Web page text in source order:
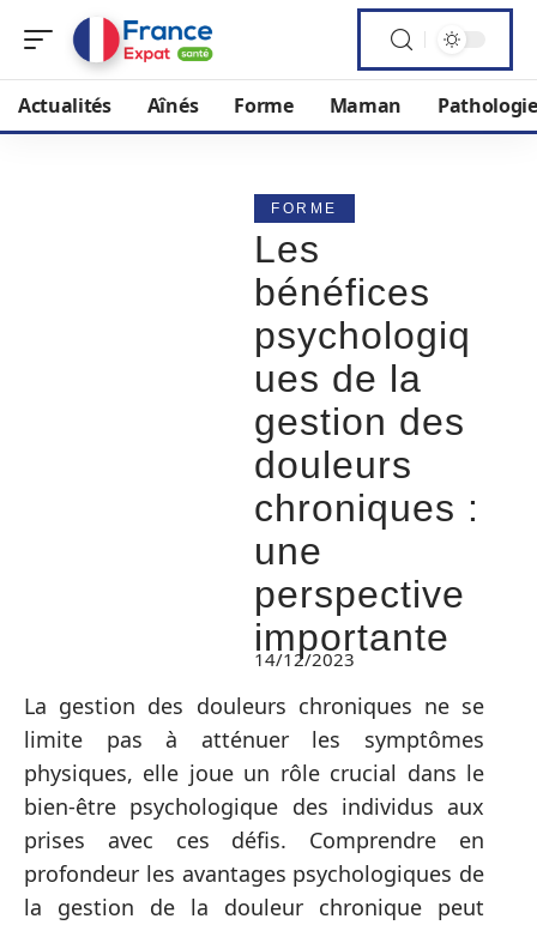
Actualités Aînés Forme Maman
FORME
Les
bénéfices
psychologiq
ues de la
gestion des
douleurs
chroniques :
une
perspective
importante
14/12/2023
La gestion des douleurs chroniques ne se
limite pas à atténuer les symptômes
physiques, elle joue un rôle crucial dans le
bien-être psychologique des individus aux
prises avec ces défis. Comprendre en
profondeur les avantages psychologiques de
la gestion de la douleur chronique peut